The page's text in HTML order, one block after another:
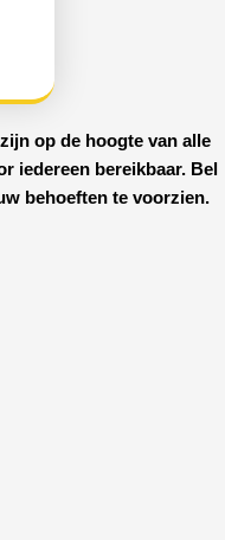
op de hoogte van alle
iedereen bereikbaar. Bel
behoeften te voorzien.